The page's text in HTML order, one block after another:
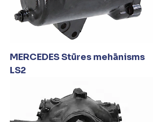
MERCEDES Stūres mehānisms
LS2